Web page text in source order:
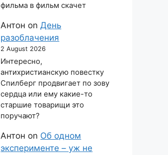
фильма в фильм скачет
Антон onДень
разоблачения
2 August 2026
Интересно,
антихристианскую повестку
Спилберг продвигает по зову
сердца или ему какие-то
старшие товарищи это
поручают?
Антон on Об одном
эксперименте – уж не